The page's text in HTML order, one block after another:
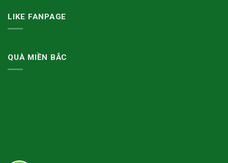
LIKE FANPAGE
QUÀ MIỀN BẮC